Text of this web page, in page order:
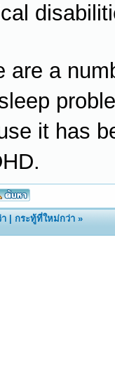
are a
it has
|กระทู้ที่ใหม่กว่า »